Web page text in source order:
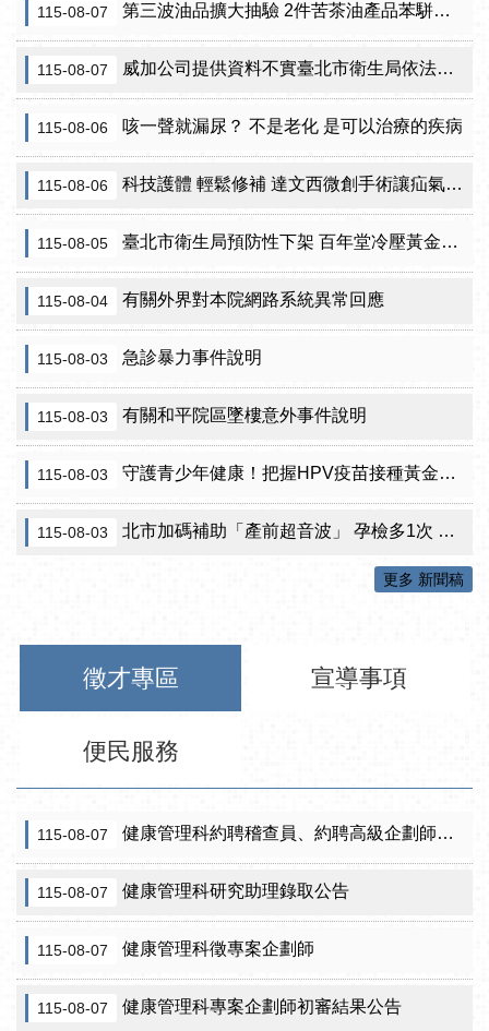
115-08-07 第三波油品擴大抽驗 2件苦茶油產品苯駢芘超標 前已要求預防性下架
115-08-07 威加公司提供資料不實臺北市衛生局依法重罰300萬元 續查苦茶油及原料下游
115-08-06 咳一聲就漏尿？ 不是老化 是可以治療的疾病
115-08-06 科技護體 輕鬆修補 達文西微創手術讓疝氣治療更精準
115-08-05 臺北市衛生局預防性下架 百年堂冷壓黃金苦茶油產品
115-08-04 有關外界對本院網路系統異常回應
115-08-03 急診暴力事件說明
115-08-03 有關和平院區墜樓意外事件說明
115-08-03 守護青少年健康！把握HPV疫苗接種黃金期 臺北市提供校園設站及98家合約院所接種服務
115-08-03 北市加碼補助「產前超音波」 孕檢多1次 準媽咪「超」安心！
更多 新聞稿
徵才專區 宣導事項
便民服務
115-08-07 健康管理科約聘稽查員、約聘高級企劃師之初審合格名單暨甄試公告
115-08-07 健康管理科研究助理錄取公告
115-08-07 健康管理科徵專案企劃師
115-08-07 健康管理科專案企劃師初審結果公告